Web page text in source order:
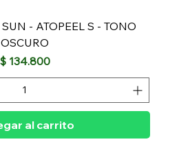
- ATOPEEL S - TONO
OSCURO
Precio
$ 134.800
al carrito